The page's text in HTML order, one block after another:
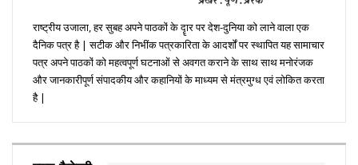
राष्ट्रीय उजाला, हर सुबह अपने पाठकों के दॄार पर देश-दुनिया को लाने वाला एक
दैनिक पत्र है | सटीक और निभींक पत्रकारिता के आदर्शों पर स्थापित यह सामाचार
पत्र अपने पाठकों को महत्वपूर्ण घटनाओं से अवगत कराने के साथ साथ मनोरंजक
और जानकारीपूर्ण संपादकीय और कहानियों के माध्यम से मंत्रमुग्ध एवं लोकित करता
है |